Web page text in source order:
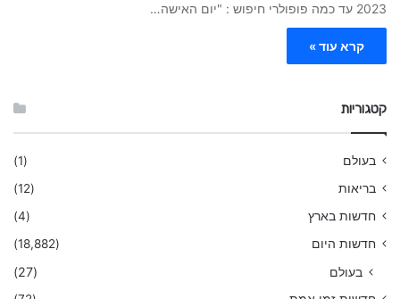
2023 עד כמה פופולרי חיפוש : "יום האישה…
קרא עוד »
קטגוריות
בעולם
(1)
בריאות
(12)
חדשות בארץ
(4)
חדשות היום
(18,882)
בעולם (27)